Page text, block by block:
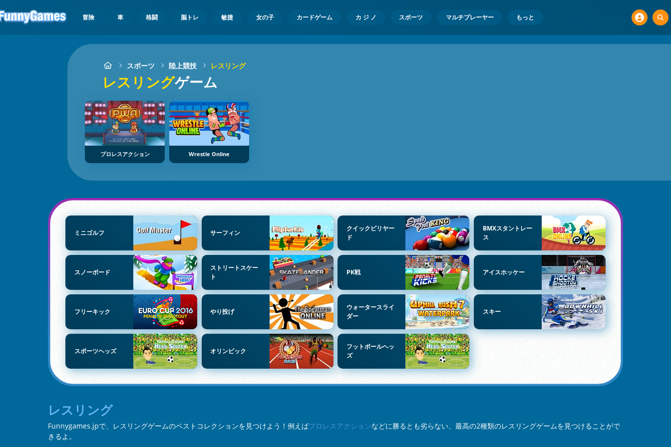
冒険 車 格闘 脳トレ 敏捷 女の子 カードゲーム カ ジ ノ スポーツ マルチプレーヤー もっと
スポーツ 陸上競技 レスリング
レスリングゲーム
プロレスアクション Wrestle Online
ミニゴルフ サーフィン
クイックビリヤー
ド
BMXスタントレー
ス
スノーボード
ストリートスケー
ト
PK戦 アイスホッケー
フリーキック やり投げ
ウォータースライ
ダー
スキー
スポーツヘッズ オリンピック
フットボールヘッ
ズ
レスリング
Funnygames.jpで、レスリングゲームのベストコレクションを見つけよう！例えばプロレスアクションなどに勝るとも劣らない、最高の2種類のレスリングゲームを見つけることがで
きるよ。